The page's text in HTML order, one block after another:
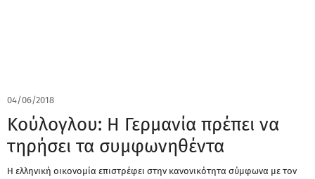
04/06/2018
Κούλογλου: Η Γερμανία πρέπει να
τηρήσει τα συμφωνηθέντα
Η ελληνική οικονομία επιστρέφει στην κανονικότητα σύμφωνα με τον